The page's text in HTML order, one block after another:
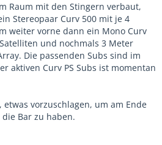
Raum mit den Stingern verbaut,
Stereopaar Curv 500 mit je 4
weiter vorne dann ein Mono Curv
und nochmals 3 Meter
Die passenden Subs sind im
aktiven Curv PS Subs ist momentan
vorzuschlagen, um am Ende
Bar zu haben.